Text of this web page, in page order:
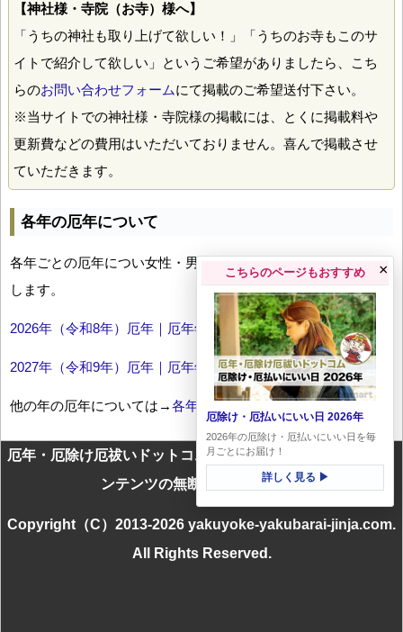
【神社様・寺院（お寺）様へ】
「うちの神社も取り上げて欲しい！」「うちのお寺もこのサ
イトで紹介して欲しい」というご希望がありましたら、こち
らのお問い合わせフォームにて掲載のご希望送付下さい。
※当サイトでの神社様・寺院様の掲載には、とくに掲載料や
更新費などの費用はいただいておりません。喜んで掲載させ
ていただきます。
各年の厄年について
各年ごとの厄年につい女性・男性の年齢早見表とともにお伝え
します。
2026年（令和8年）厄年｜厄年年齢早見表
2027年（令和9年）厄年｜厄年年齢早見表
他の年の厄年については→各年厄年一覧
厄年・厄除け厄祓いドットコムに掲載のテキスト・画像等コ
ンテンツの無断転載を禁じます
Copyright（C）2013-2026 yakuyoke-yakubarai-jinja.com.
All Rights Reserved.
こちらのページもおすすめ
厄除け・厄払いにいい日 2026年
2026年の厄除け・厄払いにいい日を毎
月ごとにお届け！
詳しく見る ▶
×